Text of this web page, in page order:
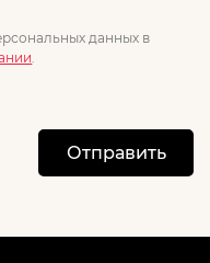
данных в
.
Отправить